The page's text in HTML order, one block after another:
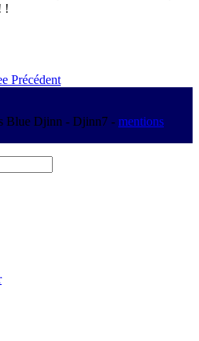
!
Précédent
Blue Djinn - Djinn7 - mentions